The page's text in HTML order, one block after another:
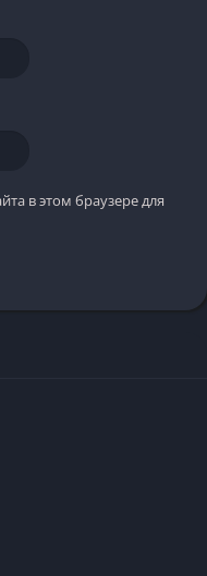
в этом браузере для